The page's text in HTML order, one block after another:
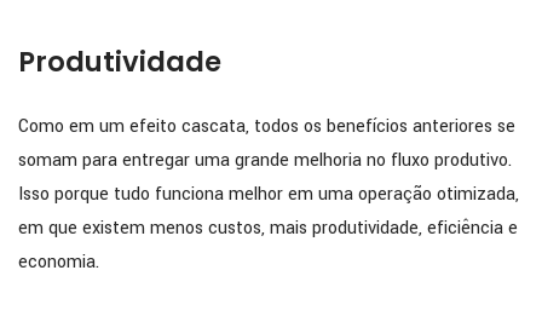
Produtividade
Como em um efeito cascata, todos os benefícios anteriores se
somam para entregar uma grande melhoria no fluxo produtivo.
Isso porque tudo funciona melhor em uma operação otimizada,
em que existem menos custos, mais produtividade, eficiência e
economia.